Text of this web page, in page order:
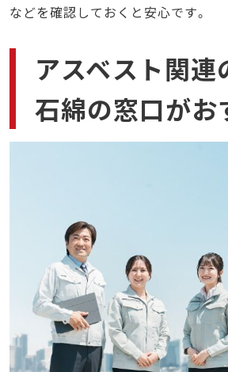
などを確認しておくと安心です。
アスベスト関連
石綿の窓口がお